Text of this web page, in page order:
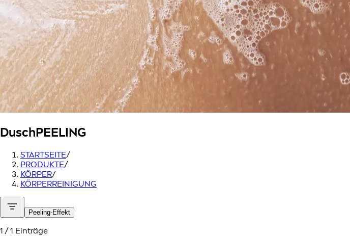
DuschPEELING
STARTSEITE/
PRODUKTE/
KÖRPER/
KÖRPERREINIGUNG
Peeling-Effekt
1 / 1 Einträge